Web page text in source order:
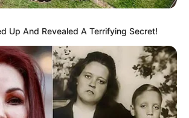
Up And Revealed A Terrifying Secret!